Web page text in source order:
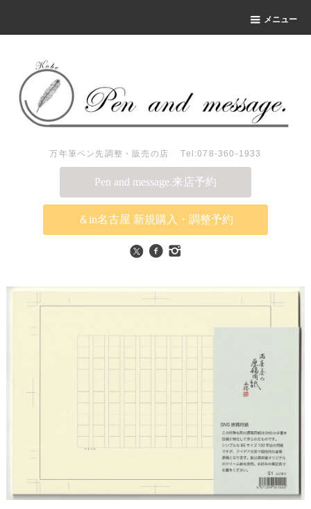
メニュー
万年筆ペン先調整・販売の店 Tel:078-360-1933
Pen and message.来店予約
＆in名古屋 新規購入・調整予約